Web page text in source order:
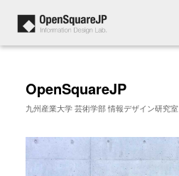
OpenSquareJP
九州産業大学 芸術学部 情報デザイン研究室